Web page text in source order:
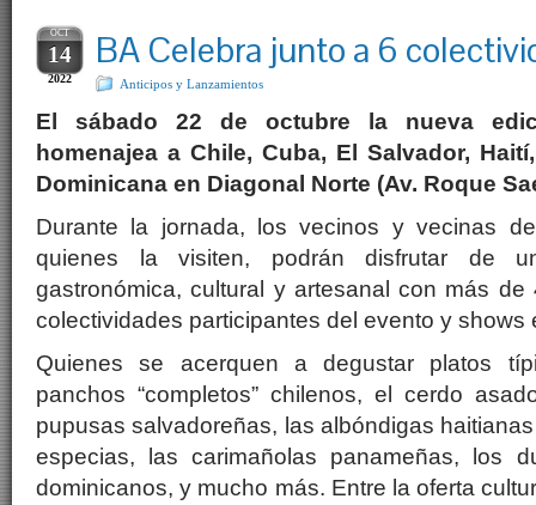
OCT
14
2022
BA Celebra junto a 6
Anticipos y Lanzamientos
El sábado 22 de octubre la nueva
homenajea a Chile, Cuba, El Salvador,
Dominicana en Diagonal Norte (Av. Roque
Durante la jornada, los vecinos y vecinas
quienes la visiten, podrán disfrutar de
gastronómica, cultural y artesanal con más de
colectividades participantes del evento y shows
Quienes se acerquen a degustar platos
panchos “completos” chilenos, el cerdo
pupusas salvadoreñas, las albóndigas
especias, las carimañolas panameñas, los
dominicanos, y mucho más. Entre la oferta